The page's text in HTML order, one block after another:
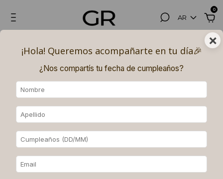
AR
0
PAGOS SIN INTERÉS con MERCADO PAGO.
×
¡Hola! Queremos acompañarte en tu día🎉​
¿Nos compartís tu fecha de cumpleaños?